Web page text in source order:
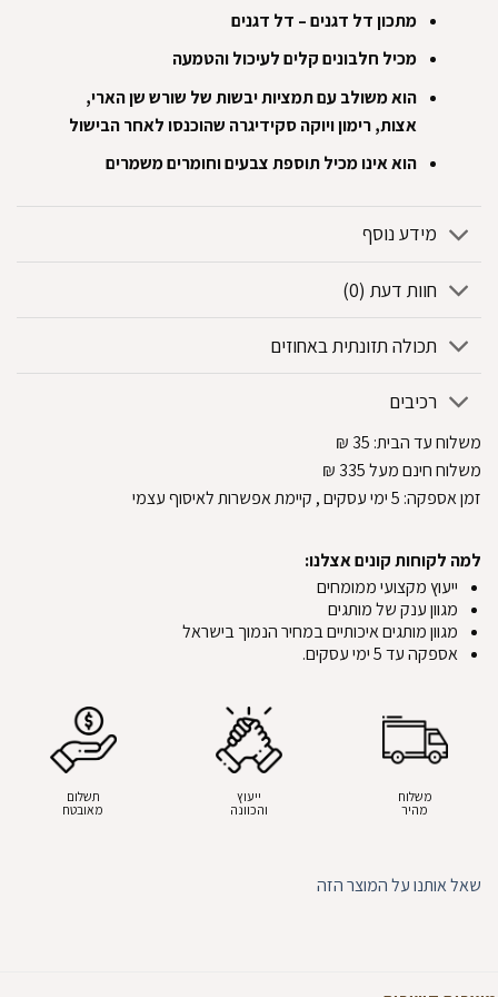
מתכון דל דגנים – דל דגנים
מכיל חלבונים קלים לעיכול והטמעה
הוא משולב עם תמציות יבשות של שורש שן הארי,
אצות, רימון ויוקה סקידיגרה שהוכנסו לאחר הבישול
הוא אינו מכיל תוספת צבעים וחומרים משמרים
מידע נוסף
חוות דעת (0)
תכולה תזונתית באחוזים
רכיבים
משלוח עד הבית:
₪
משלוח חינם מעל 335
₪
זמן אספקה: 5ימי עסקים, קיימת אפשרות לאיסוף עצמי
למה לקוחות קונים אצלנו:
ייעוץ מקצועי ממומחים
מגוון ענק של מותגים
מגוון מותגים איכותיים במחיר הנמוך בישראל
אספקה עד 5 ימי עסקים.
משלוח
מהיר
ייעוץ
והכוונה
תשלום
מאובטח
שאל אותנו על המוצר הזה